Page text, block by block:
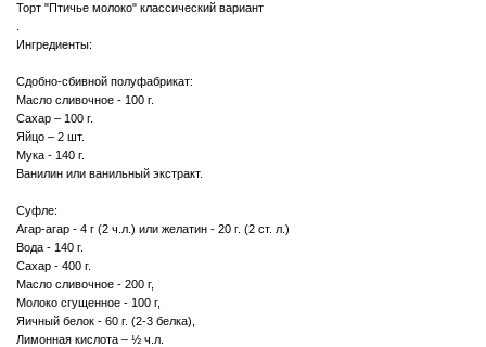
Торт "Птичье молоко" классический вариант
Ингредиенты:
Сдобно-сбивной полуфабрикат:
Масло сливочное - 100 г.
Сахар – 100 г.
Яйцо – 2 шт.
Мука - 140 г.
Ванилин или ванильный экстракт.
Суфле:
Агар-агар - 4 г (2 ч.л.) или желатин - 20 г. (2 ст. л.)
Вода - 140 г.
Сахар - 400 г.
Масло сливочное - 200 г,
Молоко сгущенное - 100 г,
Яичный белок - 60 г. (2-3 белка),
Лимонная кислота – ½ ч.л.